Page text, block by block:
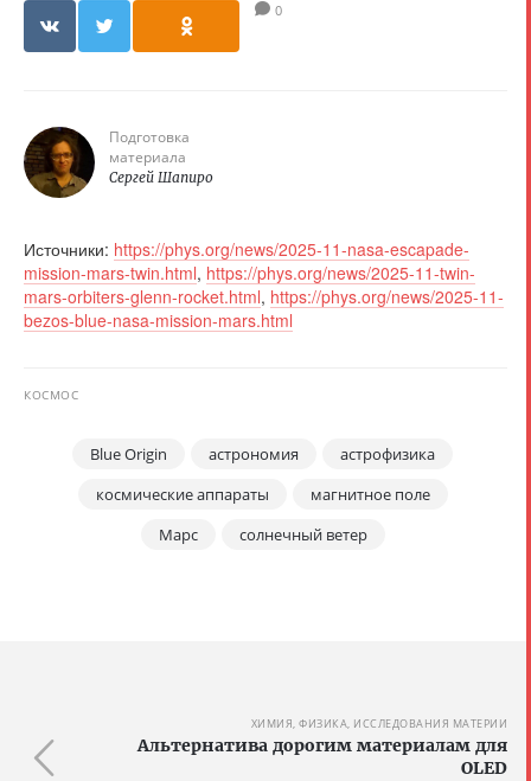
0
Подготовка
материала
Сергей Шапиро
Источники: https://phys.org/news/2025-11-nasa-escapade-
mission-mars-twin.html, https://phys.org/news/2025-11-twin-
mars-orbiters-glenn-rocket.html, https://phys.org/news/2025-11-
bezos-blue-nasa-mission-mars.html
КОСМОС
Blue Origin астрономия
астрофизика
космические аппараты
магнитное поле
Марс
солнечный ветер
ХИМИЯ, ФИЗИКА, ИССЛЕДОВАНИЯ МАТЕРИИ
Альтернатива дорогим материалам для
OLED